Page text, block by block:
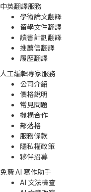
中英翻譯服務
學術論文翻譯
留學文件翻譯
讀書計劃翻譯
推薦信翻譯
履歷翻譯
人工編輯專家服務
公司介紹
價格說明
常見問題
機構合作
部落格
服務條款
隱私權政策
夥伴招募
免費 AI 寫作助手
AI 文法檢查